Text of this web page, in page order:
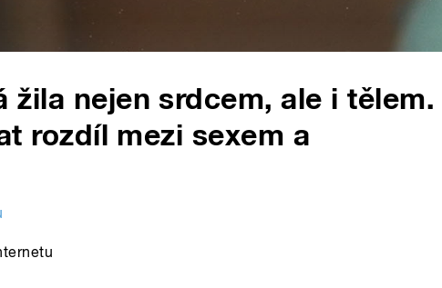
žila nejen srdcem, ale i tělem.
rozdíl mezi sexem a